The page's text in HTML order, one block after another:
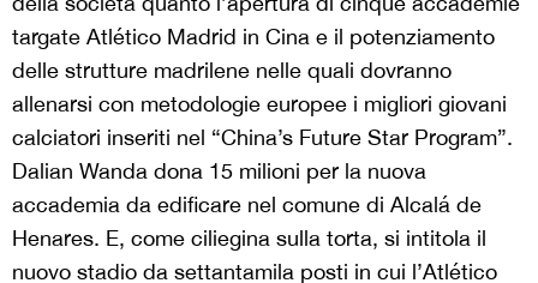
targate Atlético Madrid in Cina e il potenziamento
delle strutture madrilene nelle quali dovranno
allenarsi con metodologie europee i migliori giovani
calciatori inseriti nel “China’s Future Star Program”.
Dalian Wanda dona 15 milioni per la nuova
accademia da edificare nel comune di Alcalá de
Henares. E, come ciliegina sulla torta, si intitola il
nuovo stadio da settantamila posti in cui l’Atlético